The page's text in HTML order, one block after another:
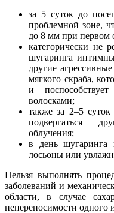
за 5 суток до
проблемной зоне,
до 8 мм при первом
категорически не
шугаринга
другие
мягкого скраба,
и
волосками;
также за 2–5
подвергаться
облучения;
в день шугаринга
лосьоны или
Нельзя выполнять
заболеваний и
области, в случае
непереносимости одного